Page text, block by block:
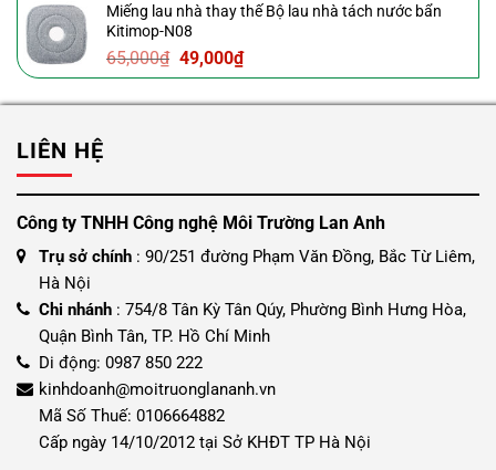
là:
39,000₫.
tại
29,000₫.
Miếng lau nhà thay thế Bộ lau nhà tách nước bẩn
Kitimop-N08
65,000₫ Giá
gốc
là:
49,000₫Giá
hiện
tại
LIÊN HỆ
Công ty TNHH Công nghệ Môi Trường Lan Anh
Trụ sở chính : 90/251 đường Phạm Văn Đồng, Bắc Từ Liêm,
Hà Nội
Chi nhánh : 754/8 Tân Kỳ Tân Qúy, Phường Bình Hưng Hòa,
Quận Bình Tân, TP. Hồ Chí Minh
Di động: 0987 850 222
kinhdoanh@moitruonglananh.vn
Mã Số Thuế: 0106664882
Cấp ngày 14/10/2012 tại Sở KHĐT TP Hà Nội